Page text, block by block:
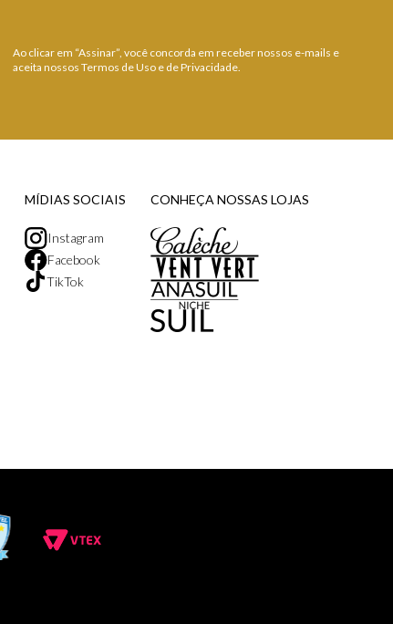
Ao clicar em “Assinar”, você concorda em receber nossos e-mails e
aceita nossos Termos de Uso e de Privacidade.
MÍDIAS SOCIAIS
Instagram
Facebook
TikTok
CONHEÇA NOSSAS LOJAS